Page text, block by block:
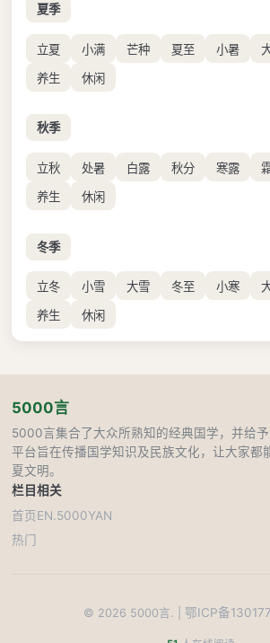
夏季
立夏 小满 芒种 夏至 小暑
养生
休闲
秋季
立秋 处暑 白露 秋分 寒露
养生
休闲
冬季
立冬 小雪 大雪 冬至 小寒
养生
休闲
5000言
5000言集合了大众所熟知的经典国学，并给予
平台旨在传播国学知识及民族文化，让大家都
夏文明。
栏目
首页
热门
相关
EN.5000YAN
© 2026 5000言. | 鄂ICP备